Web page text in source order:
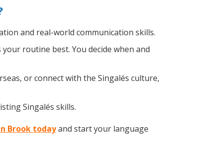
and real-world communication skills.
routine best. You decide when and
or connect with the Singalés culture,
Singalés skills.
Brook todayand start your language